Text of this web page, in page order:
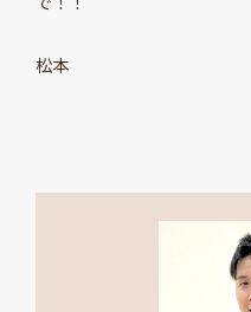
松本